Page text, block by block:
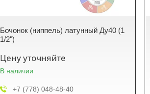
Бочонок (ниппель) латунный Ду40 (1
1/2")
Цену уточняйте
В наличии
+7 (778) 048-48-40